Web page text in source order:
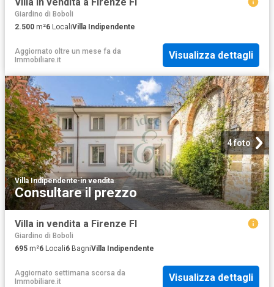
Giardino di Boboli
2.500 m²6 LocaliVilla Indipendente
Aggiornato oltre un mese fa da
Immobiliare.it
Visualizza dettagli
4 foto
Villa Indipendente·in vendita
Consultare il prezzo
Villa in vendita a Firenze FI
Giardino di Boboli
695 m²6 Locali6 BagniVilla Indipendente
Aggiornato settimana scorsa da
Immobiliare.it
Visualizza dettagli